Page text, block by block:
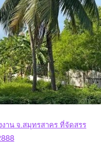
าน จ.สมุทรสาคร ที่จัดสรร